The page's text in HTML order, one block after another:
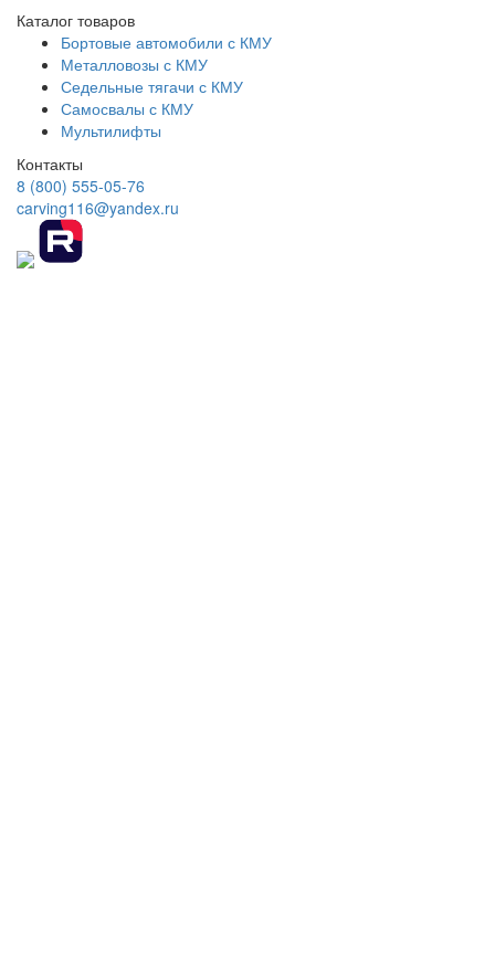
Каталог товаров
Бортовые автомобили с КМУ
Металловозы с КМУ
Седельные тягачи с КМУ
Самосвалы с КМУ
Мультилифты
Контакты
8 (800) 555-05-76
carving116@yandex.ru